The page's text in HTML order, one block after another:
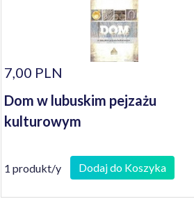
7,00 PLN
Dom w lubuskim pejzażu
kulturowym
1 produkt/y Dodaj do Koszyka